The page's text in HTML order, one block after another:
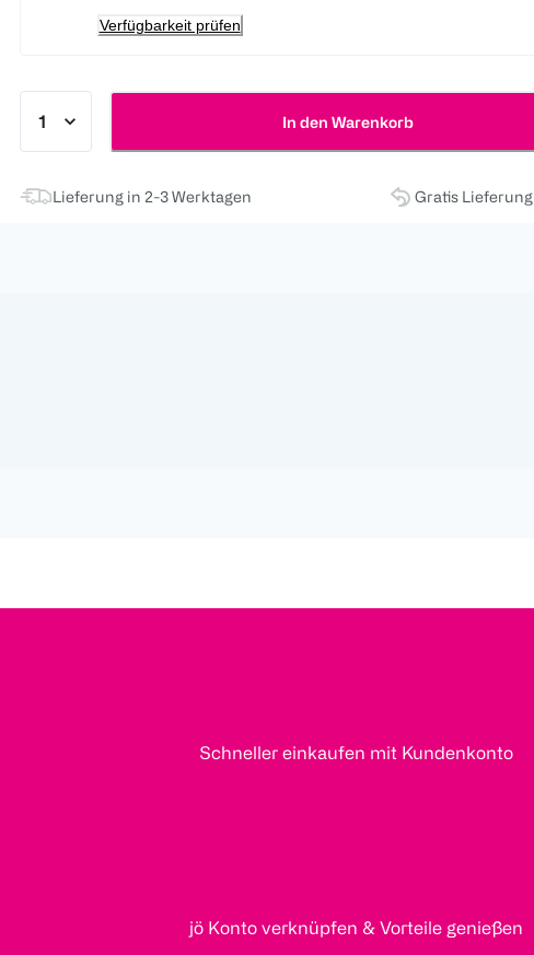
Verfügbarkeit prüfen
In den Warenkorb
Lieferung in 2-3 Werktagen Gratis
Schneller einkaufen mit Kundenkonto
jö Konto verknüpfen & Vorteile genießen